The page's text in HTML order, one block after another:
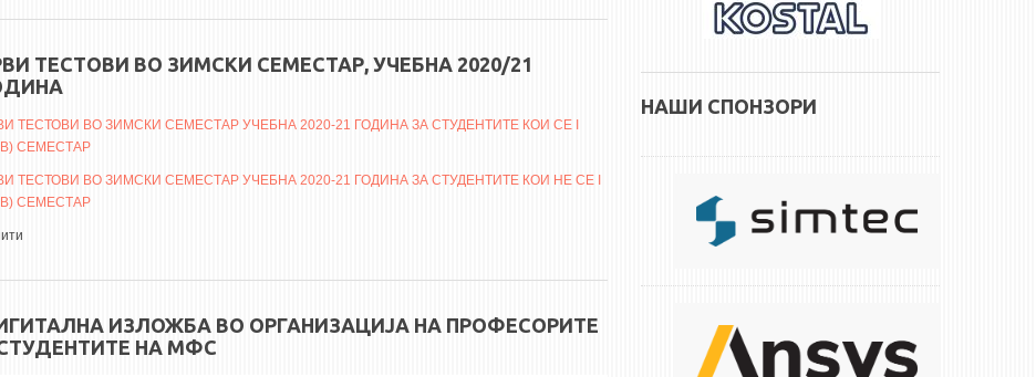
ТЕСТОВИ ВО ЗИМСКИ СЕМЕСТАР, УЧЕБНА 2020/21
ТЕСТОВИ ВО ЗИМСКИ СЕМЕСТАР УЧЕБНА 2020-21 ГОДИНА ЗА СТУДЕНТИТЕ КОИ СЕ I
СЕМЕСТАР
ТЕСТОВИ ВО ЗИМСКИ СЕМЕСТАР УЧЕБНА 2020-21 ГОДИНА ЗА СТУДЕНТИТЕ КОИ НЕ СЕ I
СЕМЕСТАР
ИЗЛОЖБА ВО ОРГАНИЗАЦИЈА НА ПРОФЕСОРИТЕ
НА МФС
НАШИ СПОНЗОРИ